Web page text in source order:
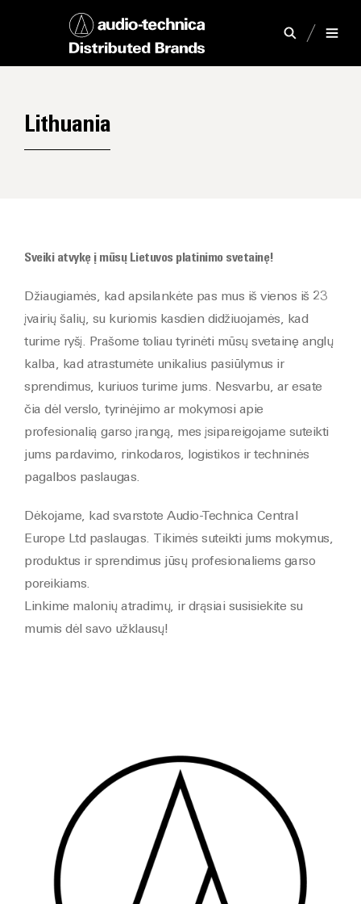
Lithuania
Sveiki atvykę į mūsų Lietuvos platinimo svetainę!
Džiaugiamės, kad apsilankėte pas mus iš vienos iš 23
įvairių šalių, su kuriomis kasdien didžiuojamės, kad
turime ryšį. Prašome toliau tyrinėti mūsų svetainę anglų
kalba, kad atrastumėte unikalius pasiūlymus ir
sprendimus, kuriuos turime jums. Nesvarbu, ar esate
čia dėl verslo, tyrinėjimo ar mokymosi apie
profesionalią garso įrangą, mes įsipareigojame suteikti
jums pardavimo, rinkodaros, logistikos ir techninės
pagalbos paslaugas.
Dėkojame, kad svarstote Audio-Technica Central
Europe Ltd paslaugas. Tikimės suteikti jums mokymus,
produktus ir sprendimus jūsų profesionaliems garso
poreikiams.
Linkime malonių atradimų, ir drąsiai susisiekite su
mumis dėl savo užklausų!